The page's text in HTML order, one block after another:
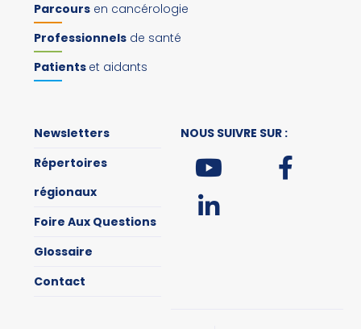
Parcours en cancérologie
Professionnels de santé
Patients et aidants
Newsletters
Répertoires
régionaux
Foire Aux Questions
Glossaire
Contact
NOUS SUIVRE SUR :